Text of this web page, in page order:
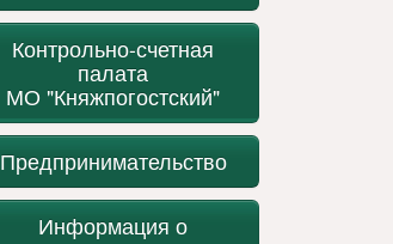
Контрольно-счетная
палата
МО "Княжпогостский"
Предпринимательство
Информация о